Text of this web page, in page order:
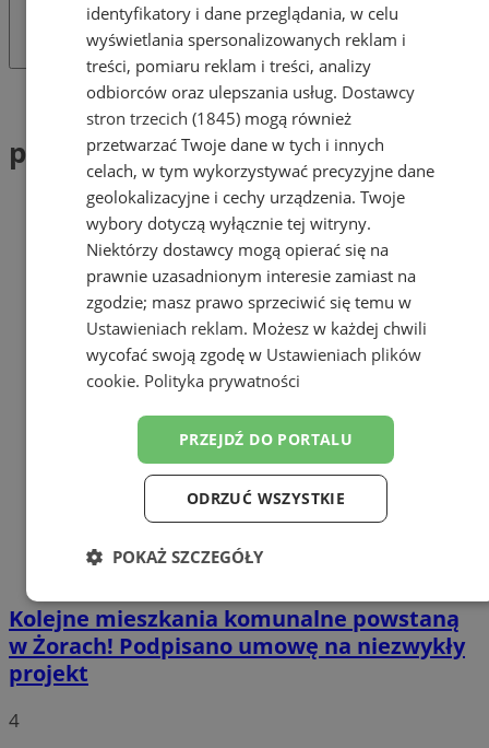
Tag: podpisanie umowy
podpisanie umowy (1)
Kolejne mieszkania komunalne powstaną
w Żorach! Podpisano umowę na niezwykły
projekt
4
identyfikatory i dane przeglądania, w celu
wyświetlania spersonalizowanych reklam i
treści, pomiaru reklam i treści, analizy
odbiorców oraz ulepszania usług. Dostawcy
stron trzecich (1845) mogą również
przetwarzać Twoje dane w tych i innych
celach, w tym wykorzystywać precyzyjne dane
geolokalizacyjne i cechy urządzenia. Twoje
wybory dotyczą wyłącznie tej witryny.
Niektórzy dostawcy mogą opierać się na
prawnie uzasadnionym interesie zamiast na
zgodzie; masz prawo sprzeciwić się temu w
Ustawieniach reklam. Możesz w każdej chwili
wycofać swoją zgodę w Ustawieniach plików
cookie. Polityka prywatności
PRZEJDŹ DO PORTALU
ODRZUĆ WSZYSTKIE
POKAŻ SZCZEGÓŁY
Niezbędne Wydajność Targetowanie